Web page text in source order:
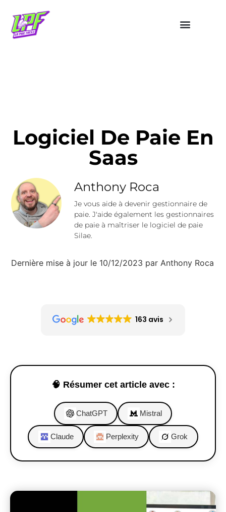
Logiciel De Paie En
Saas
Anthony Roca
Je vous aide à devenir gestionnaire de
paie. J'aide également les gestionnaires
de paie à maîtriser le logiciel de paie
Silae.
Dernière mise à jour le 10/12/2023 par Anthony Roca
163 avis
🧠 Résumer cet article avec :
ChatGPT Mistral
Claude Perplexity Grok